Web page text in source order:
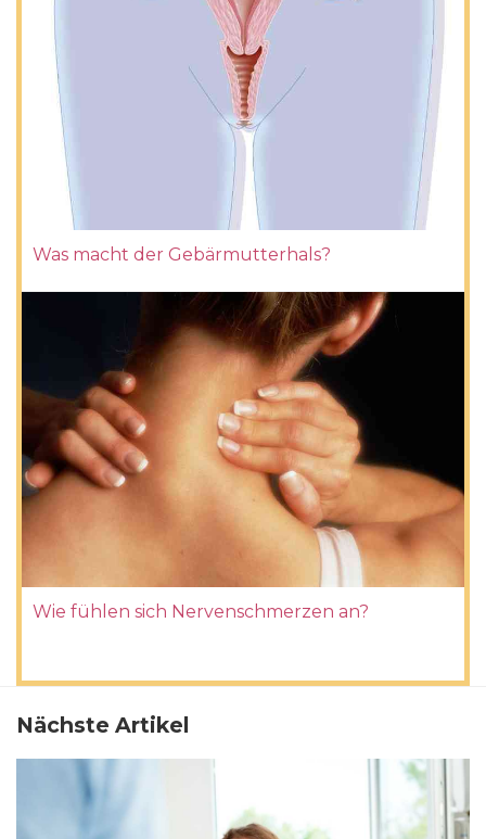
Was macht der Gebärmutterhals?
Wie fühlen sich Nervenschmerzen an?
Nächste Artikel